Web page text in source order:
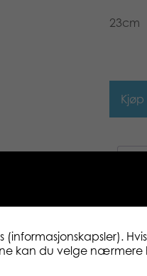
23cm
(informasjonskapsler).
kan du velge nærmere